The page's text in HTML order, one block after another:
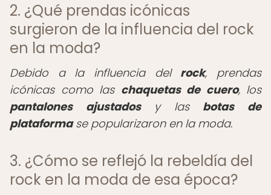
2. ¿Qué prendas icónicas
surgieron de la influencia del rock
en la moda?
Debido a la influencia del rock, prendas
icónicas como las chaquetas de cuero, los
pantalones ajustadosy las botas de
plataformase popularizaron en la moda.
3. ¿Cómo se reflejó la rebeldía del
rock en la moda de esa época?